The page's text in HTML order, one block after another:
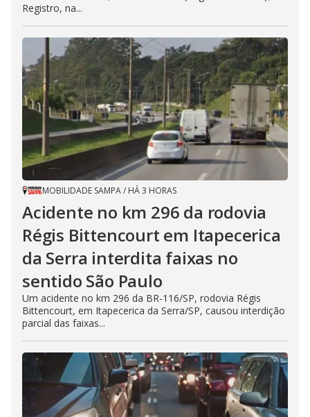
Registro, na...
MOBILIDADE SAMPA/ HÁ 3 HORAS
Acidente no km 296 da rodovia
Régis Bittencourt em Itapecerica
da Serra interdita faixas no
sentido São Paulo
Um acidente no km 296 da BR-116/SP, rodovia Régis
Bittencourt, em Itapecerica da Serra/SP, causou interdição
parcial das faixas...